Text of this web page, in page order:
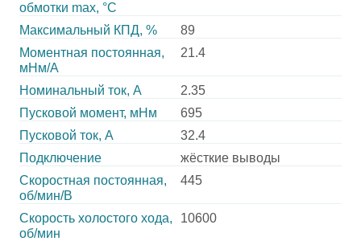
обмотки max, °С
Максимальный КПД, %
89
Моментная постоянная,
мНм/А
21.4
Номинальный ток, А
2.35
Пусковой момент, мНм
695
Пусковой ток, А
32.4
Подключение
жёсткие выводы
Скоростная постоянная,
об/мин/В
445
Скорость холостого хода,
об/мин
10600